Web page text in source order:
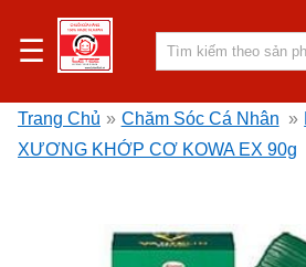
☰
Trang Chủ » Chăm Sóc Cá Nhân »
XƯƠNG KHỚP CƠ KOWA EX 90g